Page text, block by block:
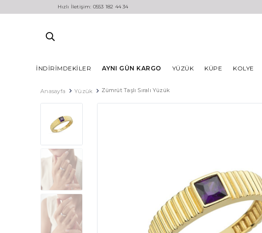
Hızlı İletişim: 0553 182 44 34
İNDIRIMDEKILER AYNI GÜN KARGO YÜZÜK KÜPE KOLYE
Anasayfa Yüzük Zümrüt Taşlı Sıralı Yüzük